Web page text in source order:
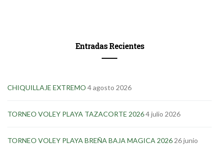
Entradas Recientes
CHIQUILLAJE EXTREMO 4 agosto 2026
TORNEO VOLEY PLAYA TAZACORTE 20264 julio 2026
TORNEO VOLEY PLAYA BREÑA BAJA MAGICA 2026 26 junio